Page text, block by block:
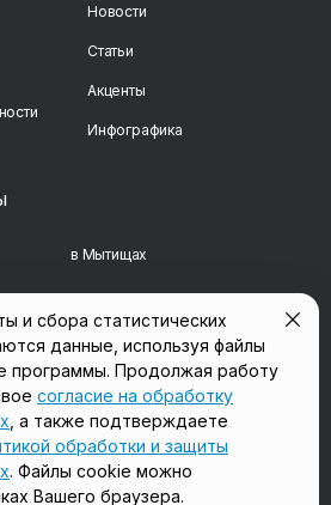
Новости
Статьи
Акценты
Инфографика
в Мытищах
в Балашихе
в Люберцах
в Королёве
в Щёлково
и сбора статистических
данные, используя файлы
программы. Продолжая работу
согласие на обработку
, а также подтверждаете
обработки и защиты
. Файлы cookie можно
Вашего браузера.